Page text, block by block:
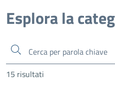
Esplora la
Cerca
15 risultati